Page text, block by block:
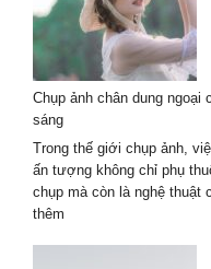
dung
ngoại
cảnh
2026
–
nhiên
nghệ
thuật
Chụp ảnh chân dung ngoại
sáng
Trong thế giới chụp ảnh,
ấn tượng không chỉ phụ
chụp mà còn là nghệ
thêm